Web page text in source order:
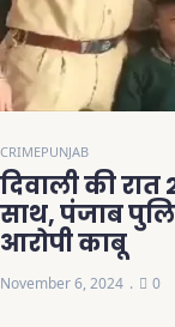
CRIMEPUNJAB
दिवाली की
साथ, पंजाब
आरोपी काबू
November 6, 2024 0